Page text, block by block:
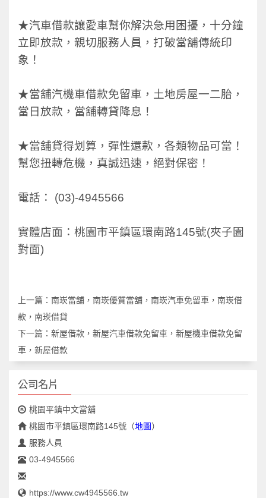
★汽車借款讓愛車幫你解決急用困擾，十分鐘
立即放款，親切服務人員，打破當舖傳統印
象！
★當舖汽機車借款免留車，土地房屋一二胎，
當日放款，當舖轉貸降息！
★當舖貸得划算，彈性還款，各類物品可當！
幫您扭轉危機，真誠迅速，絕對保密！
電話： (03)-4945566
實體店面：桃園市平鎮區環南路145號(夾子園
對面)
上一篇： 南崁當舖，南崁優質當舖，南崁汽車免留車，南崁借
款，南崁借貸
下一篇： 新屋借款，新屋汽車借款免留車，新屋機車借款免留
車，新屋借款
公司名片
桃園平鎮中文當舖
桃園市平鎮區環南路145號 （地圖）
服務人員
03-4945566
https://www.cw4945566.tw